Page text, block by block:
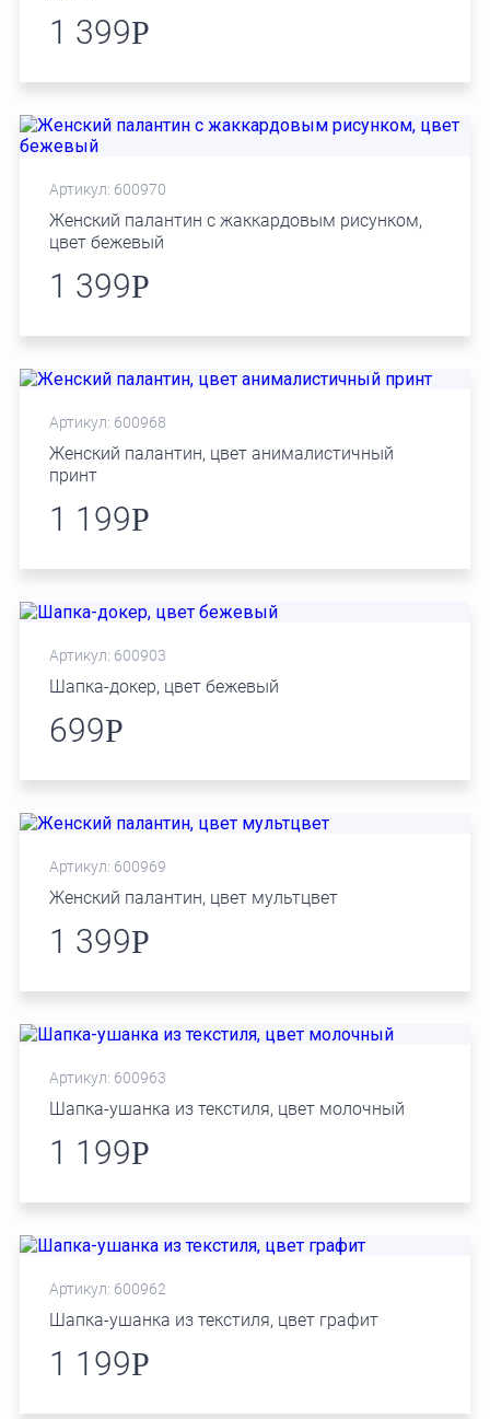
1 399Р
Артикул: 600970
Женский палантин с жаккардовым рисунком,
цвет бежевый
1 399Р
Артикул: 600968
Женский палантин, цвет анималистичный
принт
1 199Р
Артикул: 600903
Шапка-докер, цвет бежевый
699Р
Артикул: 600969
Женский палантин, цвет мультцвет
1 399Р
Артикул: 600963
Шапка-ушанка из текстиля, цвет молочный
1 199Р
Артикул: 600962
Шапка-ушанка из текстиля, цвет графит
1 199Р